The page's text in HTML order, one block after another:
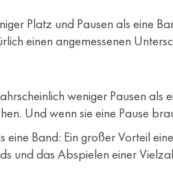
Platz und Pausen als eine
einen angemessenen
weniger Pausen als
Und wenn sie eine Pause
eine Band: Ein großer Vorteil
und das Abspielen einer